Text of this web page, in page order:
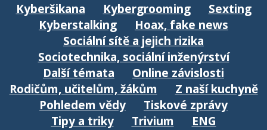
Kyberšikana Kybergrooming
Sexting
Kyberstalking
Hoax, fake news
Sociální sítě a jejich rizika
Sociotechnika, sociální inženýrství
Další témata
Online závislosti
Rodičům, učitelům, žákům
Z naší kuchyně
Pohledem vědy
Tiskové zprávy
Tipy a triky
Trivium ENG